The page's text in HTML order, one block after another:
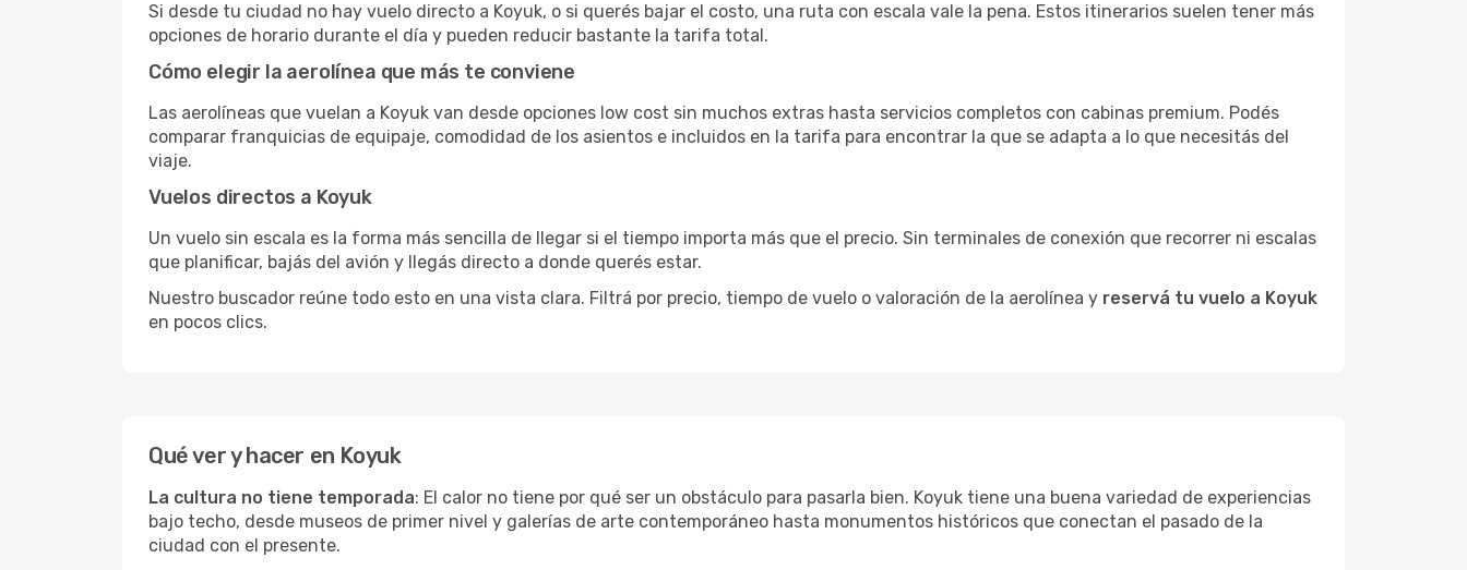
Si desde tu ciudad no hay vuelo directo a Koyuk, o si querés bajar el costo, una ruta con escala vale la pena. Estos itinerarios suelen tener más
opciones de horario durante el día y pueden reducir bastante la tarifa total.
Cómo elegir la aerolínea que más te conviene
Las aerolíneas que vuelan a Koyuk van desde opciones low cost sin muchos extras hasta servicios completos con cabinas premium. Podés
comparar franquicias de equipaje, comodidad de los asientos e incluidos en la tarifa para encontrar la que se adapta a lo que necesitás del
viaje.
Vuelos directos a Koyuk
Un vuelo sin escala es la forma más sencilla de llegar si el tiempo importa más que el precio. Sin terminales de conexión que recorrer ni escalas
que planificar, bajás del avión y llegás directo a donde querés estar.
Nuestro buscador reúne todo esto en una vista clara. Filtrá por precio, tiempo de vuelo o valoración de la aerolínea y reservá tu vuelo a Koyuk
en pocos clics.
Qué ver y hacer en Koyuk
La cultura no tiene temporada: El calor no tiene por qué ser un obstáculo para pasarla bien. Koyuk tiene una buena variedad de experiencias
bajo techo, desde museos de primer nivel y galerías de arte contemporáneo hasta monumentos históricos que conectan el pasado de la
ciudad con el presente.